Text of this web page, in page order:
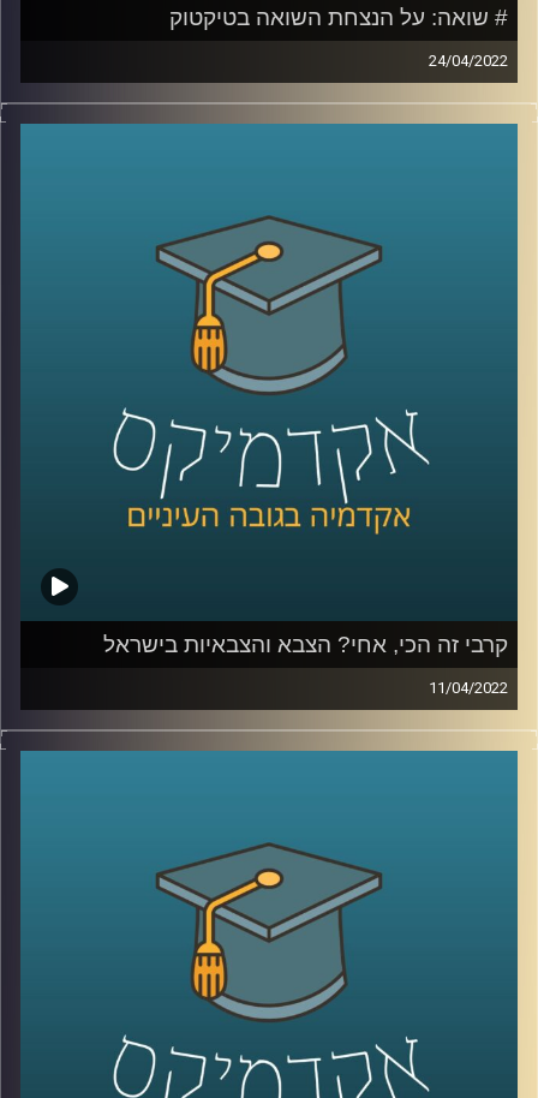
# שואה: על הנצחת השואה בטיקטוק
24/04/2022
סרטונים בטיקטוק בהם נערות מחופשות לקורבנות שואה או
תמונות זוועה ממחנות ריכוז והשמדה המלוות בשיר פופ קיצבי
הספר סמי עופר לתקשורת באוניברסיטת רייכמן ובמחלקה
לתקשורת באוניברסיטה העברית.
אז איך מנציחים את השואה בטיקטוק ולמה זה לא בהכרח דבר
שלילי להשתמש בפלטפורמה הזאת להנצחת השואה. האזינו
לשיחה שקיימתי עם תום דיבון.
קרדיט תמונות:
AudioVersity
קרבי זה הכי, אחי? הצבא והצבאיות בישראל
11/04/2022
האם עדיין "קרבי זה הכי אחי" או שמא "הטובים לסייבר? וגם,
מה העתיד של מודל צבא העם?
לשיחה על יחסי הצבא והתקשורת הישראלית –
לשיחה על היצג צה"ל בקולנוע וסדרות – לחצו כאן
AudioVersity